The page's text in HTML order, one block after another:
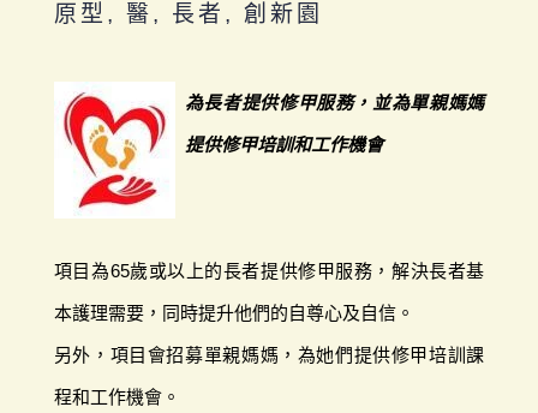
原型, 醫, 長者, 創新園
為長者提供修甲服務，並為單親媽媽
提供修甲培訓和工作機會
項目為65歲或以上的長者提供修甲服務，解決長者基
本護理需要，同時提升他們的自尊心及自信。
另外，項目會招募單親媽媽，為她們提供修甲培訓課
程和工作機會。